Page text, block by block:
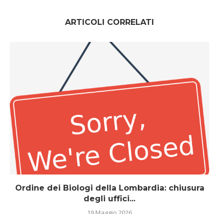
ARTICOLI CORRELATI
Ordine dei Biologi della Lombardia: chiusura
degli uffici...